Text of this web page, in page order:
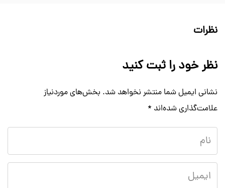
نظرات
نظر خود را ثبت کنید
نشانی ایمیل شما منتشر نخواهد شد. بخش‌های موردنیاز
علامت‌گذاری شده‌اند *